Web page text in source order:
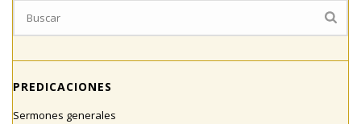
PREDICACIONES
Sermones generales